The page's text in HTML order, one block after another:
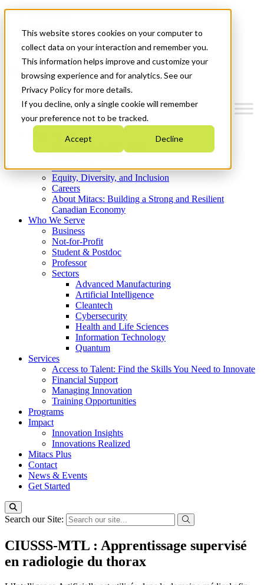
This website stores cookies on your computer to
collect data on your interaction and remember you.
This information helps improve and customize your
browsing experience and for analytics. See our
Privacy Policy for more details.
If you decline, only a single cookie will remember
your preference not to be tracked.
Accept Decline
News & Events
Get Started
Menu
Who We Are
Strategic Plan 2026-2030
What We Do
Equity, Diversity, and Inclusion
Careers
About Mitacs: Building a Strong and Resilient
Canadian Economy
Who We Serve
Business
Not-for-Profit
Student & Postdoc
Professor
Sectors
Advanced Manufacturing
Artificial Intelligence
Cleantech
Cybersecurity
Health and Life Sciences
Information Technology
Quantum
Services
Access to Talent: Find the Skills You Need to Innovate
Financial Support
Managing Innovation
Training Opportunities
Programs
Impact
Innovation Insights
Innovations Realized
Mitacs Plus
Contact
News & Events
Get Started
Search our Site:
CIUSSS-MTL : Apprentissage supervisé
en radiologie du thorax